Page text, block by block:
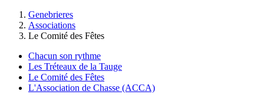
Genebrieres
Associations
Le Comité des Fêtes
Chacun son rythme
Les Tréteaux de la Tauge
Le Comité des Fêtes
L'Association de Chasse (ACCA)